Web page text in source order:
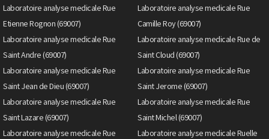
Laboratoire analyse medicale Rue
Etienne Rognon (69007)
Laboratoire analyse medicale Rue
Camille Roy (69007)
Laboratoire analyse medicale Rue
Saint Andre (69007)
Laboratoire analyse medicale Rue de
Saint Cloud (69007)
Laboratoire analyse medicale Rue
Saint Jean de Dieu (69007)
Laboratoire analyse medicale Rue
Saint Jerome (69007)
Laboratoire analyse medicale Rue
Saint Lazare (69007)
Laboratoire analyse medicale Rue
Saint Michel (69007)
Laboratoire analyse medicale Rue
Laboratoire analyse medicale Ruelle